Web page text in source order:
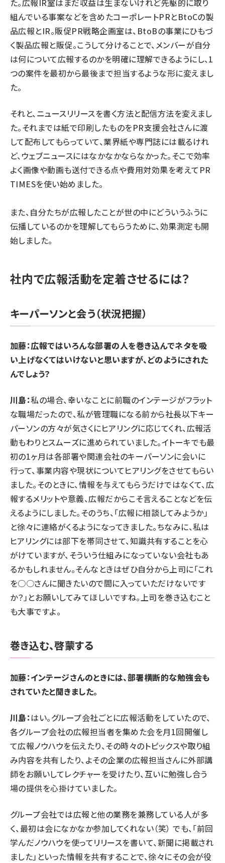
た。広報IR室はまだ収益は生まないけれど先駆的に取り
組んでいる事案などを含めたコーポレートPRとBtoCの製
品広報とIR。販促PR戦略企画室は、BtoBの事業にひもづ
く製品広報と販促。こうして分けることで、メンバーが自分
は何について広報するのかを明確に理解できるようにし、1
つの案件を最初から最後まで担当するような形に変えまし
た。
それと、ニュースリリースを書く方法と配信方法を変えまし
た。それまでは紙で印刷したものをPR支援会社さんに渡
して配布してもらっていて、業界紙や専門誌には載るけれ
ど、ウェブニュースにはなかなかならなかった。そこで効率
よく画像や動画も送付できる点や費用対効果を考えてPR
TIMESを使い始めました。
また、自分たちが広報したことが世の中にどういうふうに
伝播しているのかを理解してもらうために、効果測定も開
始しました。
社内で広報活動を定着させるには？
キーパーソンと会う（状況把握）
加藤：広報ではいろんな部署の人を巻き込んでネタを吸
い上げなくてはいけないと思いますが、どのようにされた
んでしょう？
川島：私の場合、幸いなことに前職のインテージがフラット
な職場だったので、私が管理職になる前から社長以下キー
パーソンの方々が気さくにヒアリングに応じてくれ、広報活
動もわりとスムーズに進められていました。イトーキでも最
初の1ヶ月は各部署や関連会社のキーパーソンに会いに
行って、事業内容や現状についてヒアリングをさせてもらい
ました。そのときに、情報を与えてもらうだけではなくて、広
報するメリットや意義、広報だからこそ言えることなどを伝
えるようにしました。そのうち、「広報に相談してみようか」
と徐々に連絡がくるようになってきました。ちなみに、私は
ヒアリングには部下を帯同させて、知識共有することを心
がけていますが、そういう仕組みになっていない会社もあ
るかもしれません。そんなときはぜひ自分から上司に「これ
を○○さんに聞きたいので間に入っていただけないです
か？」とお願いしてみてほしいですね。上司を巻き込むこと
も大事ですよ。
巻き込む、啓蒙する
加藤：インテージさんのときには、部署横断的な勉強会も
されていたと聞きました。
川島：はい。グループ会社ごとに広報活動をしていたので、
各グループ会社の広報担当者を集めた会を月1回開催し
て広報ノウハウを伝えたり、その時々のトピックスや取り組
み内容を共有したり、よその企業の広報担当さんに外部講
師をお願いしてレクチャーを受けたり、互いに勉強し合う
場の提供を心掛けていました。
グループ会社では広報と他の業務を兼務している人が多
く、最初は会になかなか参加してくれない（笑） でも、「前回
学んだノウハウを使ってリリースを書いて、新聞に掲載され
ました」といった情報を共有することで、徐々にその会が役